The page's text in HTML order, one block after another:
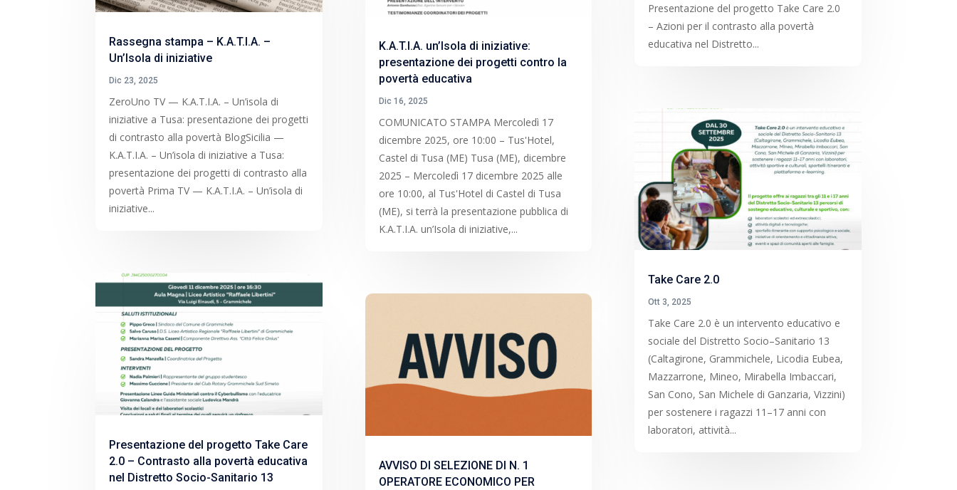
Rassegna stampa – K.A.T.I.A. –
Un’Isola di iniziative
Dic 23, 2025
ZeroUno TV — K.A.T.I.A. – Un’isola di
iniziative a Tusa: presentazione dei progetti
di contrasto alla povertà BlogSicilia —
K.A.T.I.A. – Un’isola di iniziative a Tusa:
presentazione dei progetti di contrasto alla
povertà Prima TV — K.A.T.I.A. – Un’isola di
iniziative...
Presentazione del progetto Take Care
2.0 – Contrasto alla povertà educativa
nel Distretto Socio-Sanitario 13
K.A.T.I.A. un’Isola di iniziative:
presentazione dei progetti contro la
povertà educativa
Dic 16, 2025
COMUNICATO STAMPA Mercoledì 17
dicembre 2025, ore 10:00 – Tus'Hotel,
Castel di Tusa (ME) Tusa (ME), dicembre
2025 – Mercoledì 17 dicembre 2025 alle
ore 10:00, al Tus'Hotel di Castel di Tusa
(ME), si terrà la presentazione pubblica di
K.A.T.I.A. un’Isola di iniziative,...
AVVISO DI SELEZIONE DI N. 1
OPERATORE ECONOMICO PER
Presentazione del progetto Take Care 2.0
– Azioni per il contrasto alla povertà
educativa nel Distretto...
Take Care 2.0
Ott 3, 2025
Take Care 2.0 è un intervento educativo e
sociale del Distretto Socio–Sanitario 13
(Caltagirone, Grammichele, Licodia Eubea,
Mazzarrone, Mineo, Mirabella Imbaccari,
San Cono, San Michele di Ganzaria, Vizzini)
per sostenere i ragazzi 11–17 anni con
laboratori, attività...